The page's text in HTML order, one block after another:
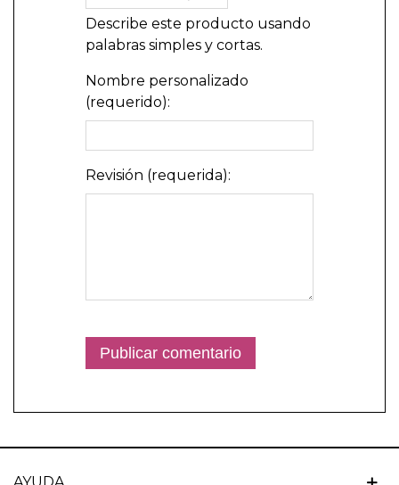
Describe este producto usando
palabras simples y cortas.
Nombre personalizado
(requerido):
Revisión (requerida):
AYUDA